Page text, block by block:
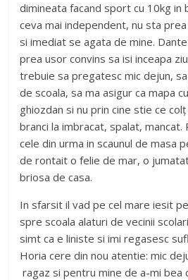
dimineata facand sport cu 10kg in
ceva mai independent, nu sta
si imediat se agata de mine.
prea usor convins sa isi inceapa
trebuie sa pregatesc mic dejun,
de scoala, sa ma asigur ca mapa
ghiozdan si nu prin cine stie ce
branci la imbracat, spalat, mancat.
cele din urma in scaunul de masa
de rontait o felie de mar, o
briosa de casa.
In sfarsit il vad pe cel mare iesit
spre scoala alaturi de vecinii
simt ca e liniste si imi regasesc
Horia cere din nou atentie: mic
ragaz si pentru mine de a-mi bea